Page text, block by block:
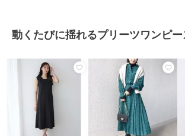
動くたびに揺れるプリーツワンピー